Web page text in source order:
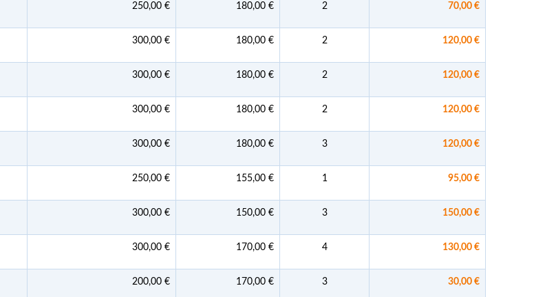
250,00 € 180,00 € 2 70,00 €
300,00 € 180,00 € 2 120,00 €
300,00 € 180,00 € 2 120,00 €
300,00 € 180,00 € 2 120,00 €
300,00 € 180,00 € 3 120,00 €
250,00 € 155,00 € 1 95,00 €
300,00 € 150,00 € 3 150,00 €
300,00 € 170,00 € 4 130,00 €
200,00 € 170,00 € 3 30,00 €